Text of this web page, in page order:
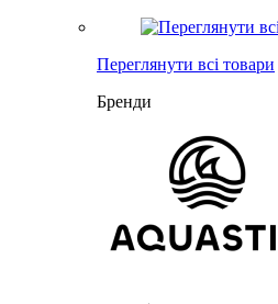
Переглянути всі товари
Бренди